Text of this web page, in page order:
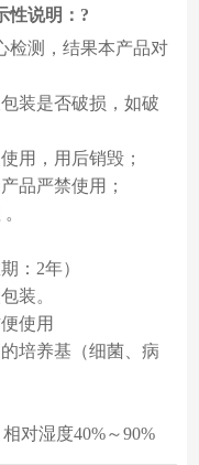
性说明：?
检测，结果本产品对
装是否破损，如破
用，用后销毁；
品严禁使用；
：2年）
装。
使用
培养基（细菌、病
对湿度40%～90%